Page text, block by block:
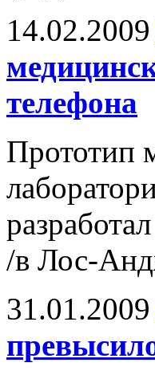
14.02.2009
телефона
Прототип
/в Лос-
31.01.2009